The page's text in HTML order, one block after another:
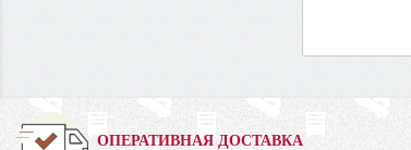
ОПЕРАТИВНАЯ ДОСТАВКА